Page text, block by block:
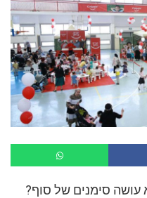
עושה סימנים של סוף?